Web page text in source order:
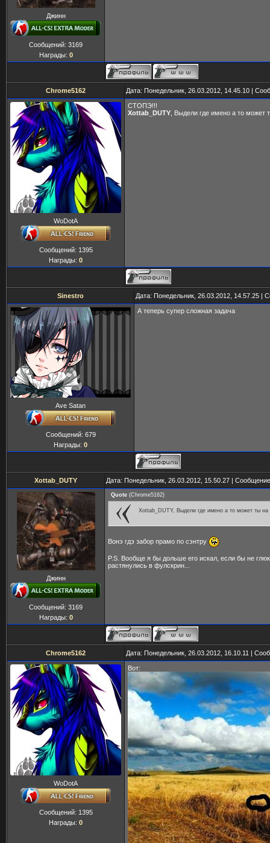
Джинн
Сообщений: 3169
Награды: 0
Chrome5162 Дата: Понедельник, 26.03.2012, 14.45.10 |
WoDotA
Сообщений: 1395
Награды: 0
СТОПЭ!!!
Xottab_DUTY , Выдели где имено а то может
Sinestro Дата: Понедельник, 26.03.2012, 14.57.25 |
Ave Satan
Сообщений: 679
Награды: 0
А теперь супер сложная задача
Xottab_DUTY Дата: Понедельник, 26.03.2012, 15.50.27 |
Джинн
Сообщений: 3169
Награды: 0
Quote (Chrome5162)
Xottab_DUTY, Выдели где имено а то может ты
Вонэ гдэ забор прамо по сэнтру
P.S. Вообще я бы дольше его искал, если бы не глюк
растянулись в фулскрин...
Chrome5162 Дата: Понедельник, 26.03.2012, 16.10.11 |
WoDotA
Сообщений: 1395
Награды: 0
Вот: